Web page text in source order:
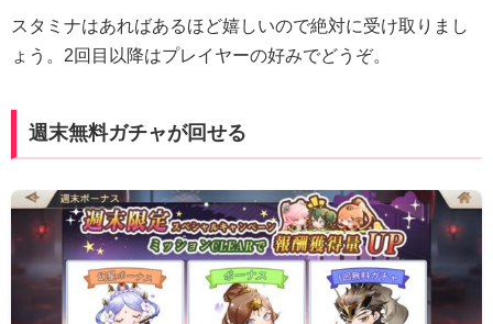
スタミナはあればあるほど嬉しいので絶対に受け取りまし
ょう。2回目以降はプレイヤーの好みでどうぞ。
週末無料ガチャが回せる